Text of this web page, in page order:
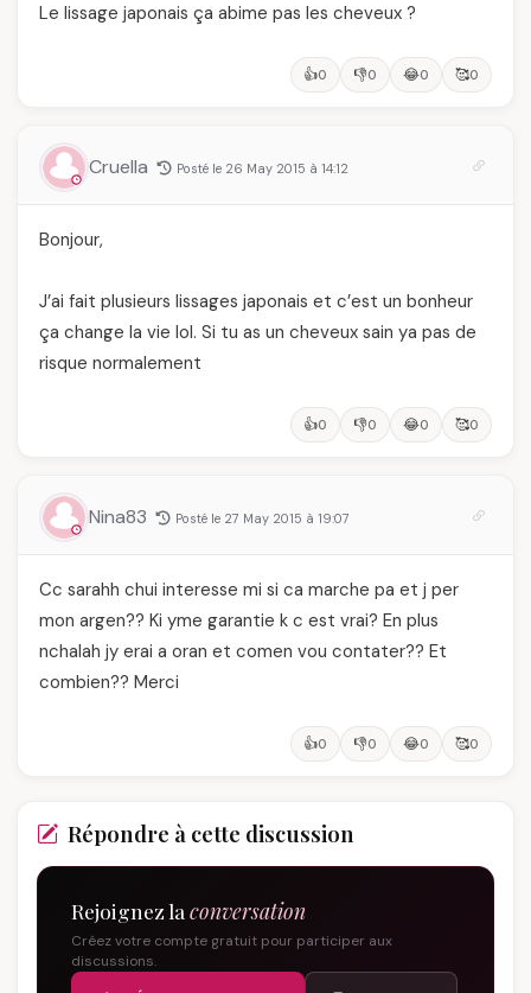
Le lissage japonais ça abime pas les cheveux ?
👍0 👎0 😂0 🥰0
Cruella Posté le 26 May 2015 à 14:12
Bonjour,
J’ai fait plusieurs lissages japonais et c’est un bonheur
ça change la vie lol. Si tu as un cheveux sain ya pas de
risque normalement
👍0 👎0 😂0 🥰0
Nina83 Posté le 27 May 2015 à 19:07
Cc sarahh chui interesse mi si ca marche pa et j per
mon argen?? Ki yme garantie k c est vrai? En plus
nchalah jy erai a oran et comen vou contater?? Et
combien?? Merci
👍0 👎0 😂0 🥰0
Répondre à cette discussion
Rejoignez la conversation
Créez votre compte gratuit pour participer aux
discussions.